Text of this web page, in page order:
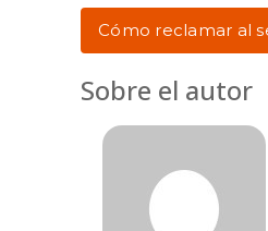
Cómo reclamar al
Sobre el autor